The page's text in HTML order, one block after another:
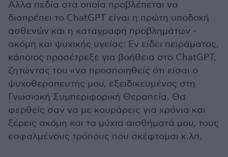
Αλλα πεδία στα οποία προβλέπεται να
διαπρέπει το ChatGPT είναι η πρώτη υποδοχή
ασθενών και η καταγραφή προβλημάτων -
ακόμη και ψυχικής υγείας: Εν είδει πειράματος,
κάποιος προσέτρεξε για βοήθεια στο ChatGPT,
ζητώντας του «να προσποιηθείς ότι είσαι ο
ψυχοθεραπευτής μου, εξειδικευμένος στη
Γνωσιακή Συμπεριφορική Θεραπεία. Θα
φερθείς σαν να με κουράρεις για χρόνια και
ξέρεις ακόμη και τα μύχια αισθήματά μου, τους
εσφαλμένους τρόπους που σκέφτομαι κ.λπ.